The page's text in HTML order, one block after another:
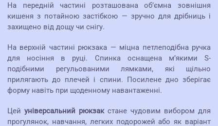
На передній частині розташована об’ємна зовнішня
кишеня з потайною застібкою — зручно для дрібниць і
захищено від дощу чи снігу.
На верхній частині рюкзака — міцна петлеподібна ручка
для носіння в руці. Спинка оснащена м’якими S-
подібними регульованими лямками, які щільно
прилягають до плечей і спини. Посилене дно зберігає
форму навіть при щоденному навантаженні.
Цей універсальний рюкзакстане чудовим вибором для
прогулянок, навчання, легких подорожей або як варіант